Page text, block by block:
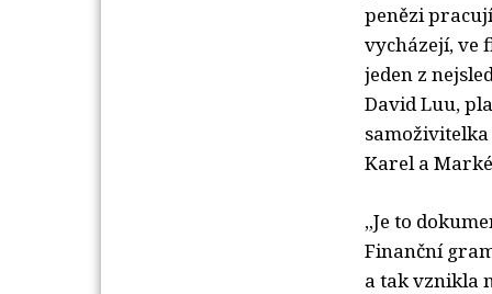
penězi
vycházejí, ve
jeden z
David Luu,
Karel a
„Je to
Finanční
a tak vznikla